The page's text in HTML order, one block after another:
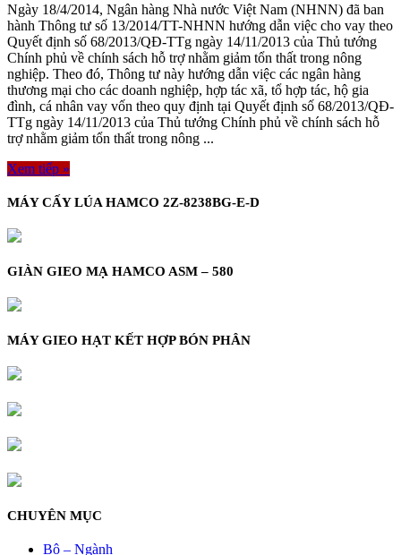
Ngày 18/4/2014, Ngân hàng Nhà nước Việt Nam (NHNN) đã ban
hành Thông tư số 13/2014/TT-NHNN hướng dẫn việc cho vay theo
Quyết định số 68/2013/QĐ-TTg ngày 14/11/2013 của Thủ tướng
Chính phủ về chính sách hỗ trợ nhằm giảm tổn thất trong nông
nghiệp. Theo đó, Thông tư này hướng dẫn việc các ngân hàng
thương mại cho các doanh nghiệp, hợp tác xã, tổ hợp tác, hộ gia
đình, cá nhân vay vốn theo quy định tại Quyết định số 68/2013/QĐ-
TTg ngày 14/11/2013 của Thủ tướng Chính phủ về chính sách hỗ
trợ nhằm giảm tổn thất trong nông ...
Xem tiếp »
MÁY CẤY LÚA HAMCO 2Z-8238BG-E-D
GIÀN GIEO MẠ HAMCO ASM – 580
MÁY GIEO HẠT KẾT HỢP BÓN PHÂN
CHUYÊN MỤC
Bộ – Ngành